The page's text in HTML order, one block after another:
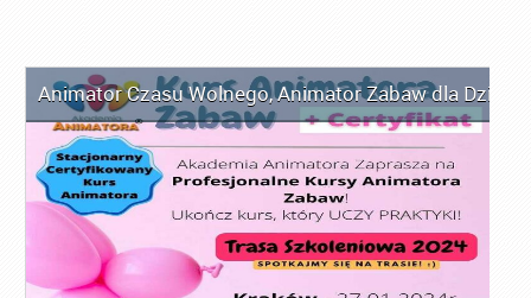
Animator Czasu Wolnego,Animator Zabaw dla Dzieci